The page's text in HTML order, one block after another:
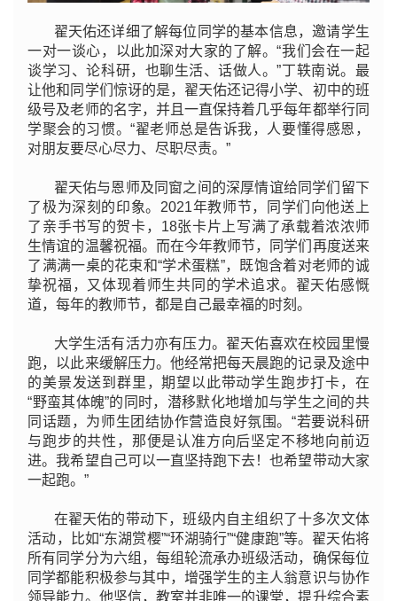
翟天佑还详细了解每位同学的基本信息，邀请学生
一对一谈心，以此加深对大家的了解。“我们会在一起
谈学习、论科研，也聊生活、话做人。”丁轶南说。最
让他和同学们惊讶的是，翟天佑还记得小学、初中的班
级号及老师的名字，并且一直保持着几乎每年都举行同
学聚会的习惯。“翟老师总是告诉我，人要懂得感恩，
对朋友要尽心尽力、尽职尽责。”
翟天佑与恩师及同窗之间的深厚情谊给同学们留下
了极为深刻的印象。2021年教师节，同学们向他送上
了亲手书写的贺卡，18张卡片上写满了承载着浓浓师
生情谊的温馨祝福。而在今年教师节，同学们再度送来
了满满一桌的花束和“学术蛋糕”，既饱含着对老师的诚
挚祝福，又体现着师生共同的学术追求。翟天佑感慨
道，每年的教师节，都是自己最幸福的时刻。
大学生活有活力亦有压力。翟天佑喜欢在校园里慢
跑，以此来缓解压力。他经常把每天晨跑的记录及途中
的美景发送到群里，期望以此带动学生跑步打卡，在
“野蛮其体魄”的同时，潜移默化地增加与学生之间的共
同话题，为师生团结协作营造良好氛围。“若要说科研
与跑步的共性，那便是认准方向后坚定不移地向前迈
进。我希望自己可以一直坚持跑下去！也希望带动大家
一起跑。”
在翟天佑的带动下，班级内自主组织了十多次文体
活动，比如“东湖赏樱”“环湖骑行”“健康跑”等。翟天佑将
所有同学分为六组，每组轮流承办班级活动，确保每位
同学都能积极参与其中，增强学生的主人翁意识与协作
领导能力。他坚信，教室并非唯一的课堂，提升综合素